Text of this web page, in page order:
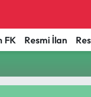
FK Resmi İlan